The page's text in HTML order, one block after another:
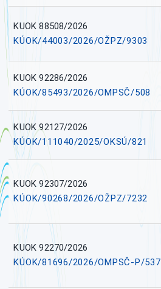
KUOK 88508/2026
KÚOK/44003/2026/OŽPZ/9303
KUOK 92286/2026
KÚOK/85493/2026/OMPSČ/508
KUOK 92127/2026
KÚOK/111040/2025/OKSÚ/821
KUOK 92307/2026
KÚOK/90268/2026/OŽPZ/7232
KUOK 92270/2026
KÚOK/81696/2026/OMPSČ-P/537